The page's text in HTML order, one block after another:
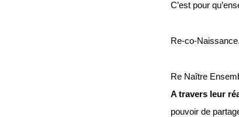
C’est pour
Re-co-Naissance.
Re Naître
A travers leur
pouvoir de